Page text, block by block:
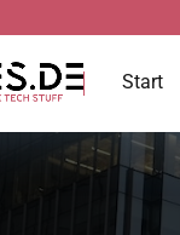
Start